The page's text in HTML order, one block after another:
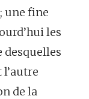
une fine
les
desquelles
l’autre
de la